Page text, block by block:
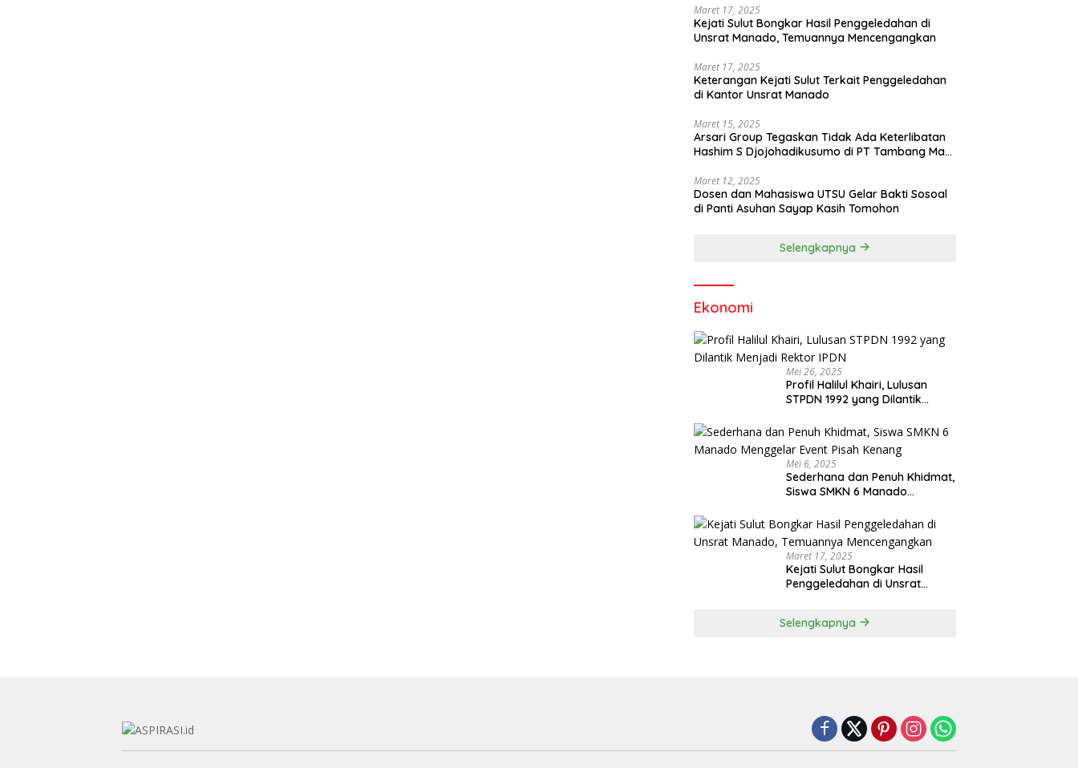
Maret 17, 2025
Kejati Sulut Bongkar Hasil Penggeledahan di
Unsrat Manado, Temuannya Mencengangkan
Maret 17, 2025
Keterangan Kejati Sulut Terkait Penggeledahan
di Kantor Unsrat Manado
Maret 15, 2025
Arsari Group Tegaskan Tidak Ada Keterlibatan
Hashim S Djojohadikusumo di PT Tambang Mas
Maret 12, 2025
Dosen dan Mahasiswa UTSU Gelar Bakti Sosoal
di Panti Asuhan Sayap Kasih Tomohon
Selengkapnya
Ekonomi
Mei 26, 2025
Profil Halilul Khairi, Lulusan
STPDN 1992 yang Dilantik
Mei 6, 2025
Sederhana dan Penuh Khidmat,
Siswa SMKN 6 Manado
Maret 17, 2025
Kejati Sulut Bongkar Hasil
Penggeledahan di Unsrat
Selengkapnya